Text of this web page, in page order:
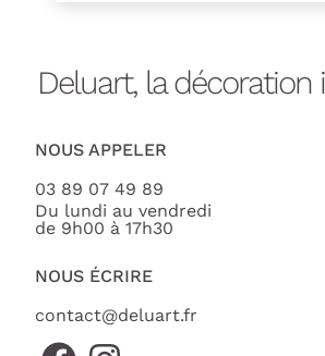
Deluart, la décoration
NOUS APPELER
03 89 07 49 89
Du lundi au vendredi
de 9h00 à 17h30
NOUS ÉCRIRE
contact@deluart.fr